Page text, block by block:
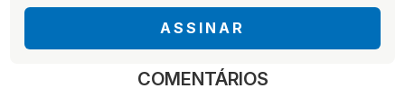
ASSINAR
COMENTÁRIOS